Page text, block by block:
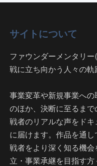
サイトについて
ファウンダーメンタリ
戦に立ち向かう人々の軌
事業変革や新規事業へ
のほか、決断に至るま
戦者のリアルな声をド
に届けます。作品を通
戦者をより深く知る機
立・事業承継を目指す